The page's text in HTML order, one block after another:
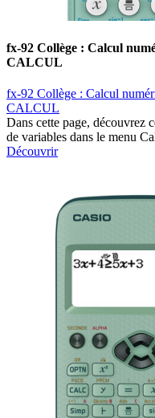
fx-92 Collège : Calcul
CALCUL
fx-92 Collège : Calcul
CALCUL
Dans cette page, découvrez
de variables dans le menu
Découvrir